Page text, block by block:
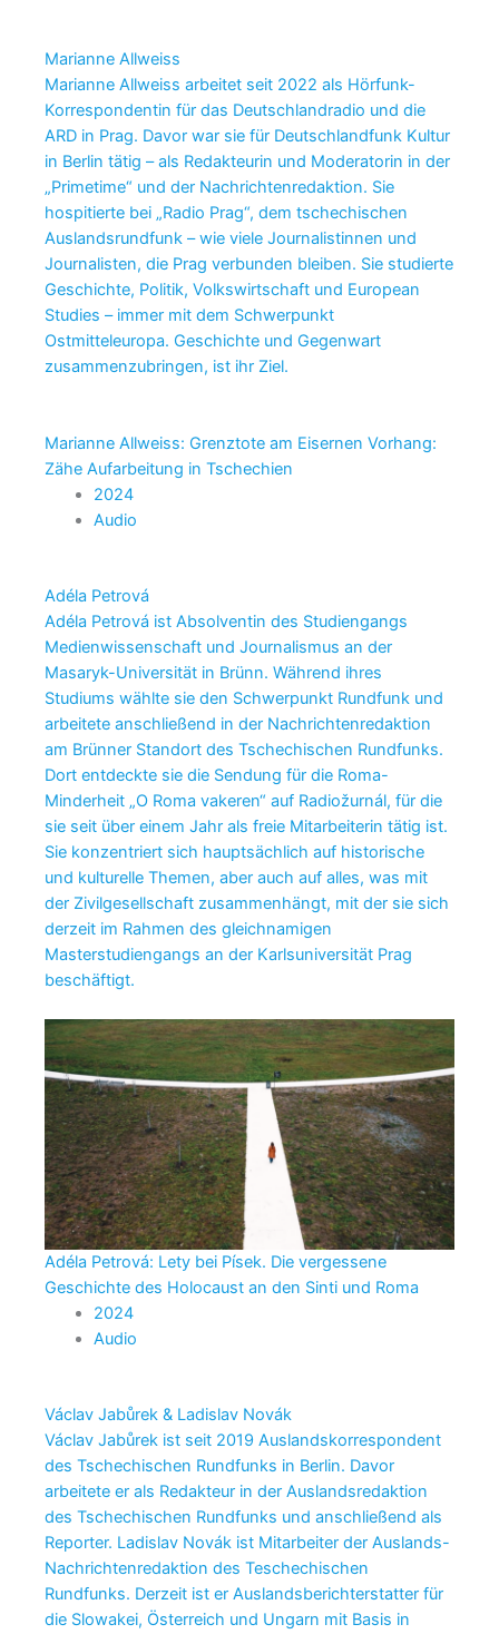
Marianne Allweiss
Marianne Allweiss arbeitet seit 2022 als Hörfunk-
Korrespondentin für das Deutschlandradio und die
ARD in Prag. Davor war sie für Deutschlandfunk Kultur
in Berlin tätig – als Redakteurin und Moderatorin in der
„Primetime“ und der Nachrichtenredaktion. Sie
hospitierte bei „Radio Prag“, dem tschechischen
Auslandsrundfunk – wie viele Journalistinnen und
Journalisten, die Prag verbunden bleiben. Sie studierte
Geschichte, Politik, Volkswirtschaft und European
Studies – immer mit dem Schwerpunkt
Ostmitteleuropa. Geschichte und Gegenwart
zusammenzubringen, ist ihr Ziel.
Marianne Allweiss: Grenztote am Eisernen Vorhang:
Zähe Aufarbeitung in Tschechien
2024
Audio
Adéla Petrová
Adéla Petrová ist Absolventin des Studiengangs
Medienwissenschaft und Journalismus an der
Masaryk-Universität in Brünn. Während ihres
Studiums wählte sie den Schwerpunkt Rundfunk und
arbeitete anschließend in der Nachrichtenredaktion
am Brünner Standort des Tschechischen Rundfunks.
Dort entdeckte sie die Sendung für die Roma-
Minderheit „O Roma vakeren“ auf Radiožurnál, für die
sie seit über einem Jahr als freie Mitarbeiterin tätig ist.
Sie konzentriert sich hauptsächlich auf historische
und kulturelle Themen, aber auch auf alles, was mit
der Zivilgesellschaft zusammenhängt, mit der sie sich
derzeit im Rahmen des gleichnamigen
Masterstudiengangs an der Karlsuniversität Prag
beschäftigt.
Adéla Petrová: Lety bei Písek. Die vergessene
Geschichte des Holocaust an den Sinti und Roma
2024
Audio
Václav Jabůrek & Ladislav Novák
Václav Jabůrek ist seit 2019 Auslandskorrespondent
des Tschechischen Rundfunks in Berlin. Davor
arbeitete er als Redakteur in der Auslandsredaktion
des Tschechischen Rundfunks und anschließend als
Reporter. Ladislav Novák ist Mitarbeiter der Auslands-
Nachrichtenredaktion des Teschechischen
Rundfunks. Derzeit ist er Auslandsberichterstatter für
die Slowakei, Österreich und Ungarn mit Basis in